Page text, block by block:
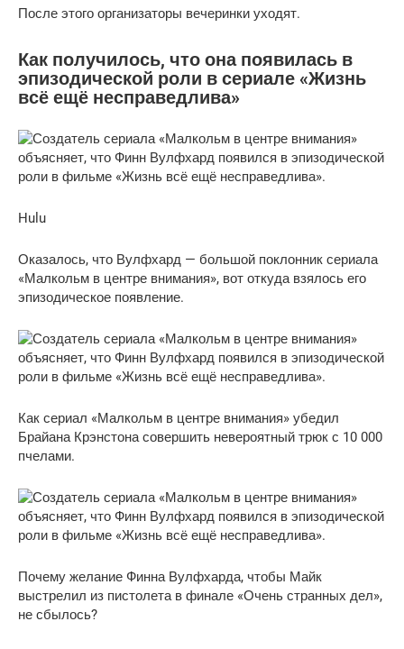
После этого организаторы вечеринки уходят.
Как получилось, что она появилась в
эпизодической роли в сериале «Жизнь
всё ещё несправедлива»
Hulu
Оказалось, что Вулфхард — большой поклонник сериала
«Малкольм в центре внимания», вот откуда взялось его
эпизодическое появление.
Как сериал «Малкольм в центре внимания» убедил
Брайана Крэнстона совершить невероятный трюк с 10 000
пчелами.
Почему желание Финна Вулфхарда, чтобы Майк
выстрелил из пистолета в финале «Очень странных дел»,
не сбылось?